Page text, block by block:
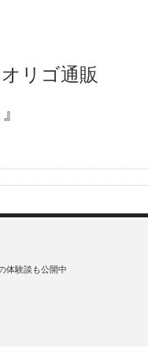
オリゴ通販
体験談も公開中